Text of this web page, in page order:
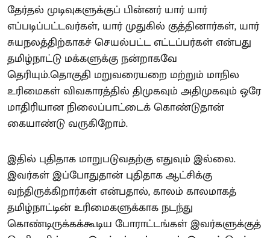
தேர்தல் முடிவுகளுக்குப் பின்னர் யார் யார்
எப்படிப்பட்டவர்கள், யார் முதுகில் குத்தினார்கள், யார்
சுயநலத்திற்காகச் செயல்பட்ட எட்டப்பர்கள் என்பது
தமிழ்நாட்டு மக்களுக்கு நன்றாகவே
தெரியும்.தொகுதி மறுவரையறை மற்றும் மாநில
உரிமைகள் விவகாரத்தில் திமுகவும் அதிமுகவும் ஒரே
மாதிரியான நிலைப்பாட்டைக் கொண்டுதான்
கையாண்டு வருகிறோம்.
இதில் புதிதாக மாறுபடுவதற்கு எதுவும் இல்லை.
இவர்கள் இப்போதுதான் புதிதாக ஆட்சிக்கு
வந்திருக்கிறார்கள் என்பதால், காலம் காலமாகத்
தமிழ்நாட்டின் உரிமைகளுக்காக நடந்து
கொண்டிருக்கக்கூடிய போராட்டங்கள் இவர்களுக்குத்